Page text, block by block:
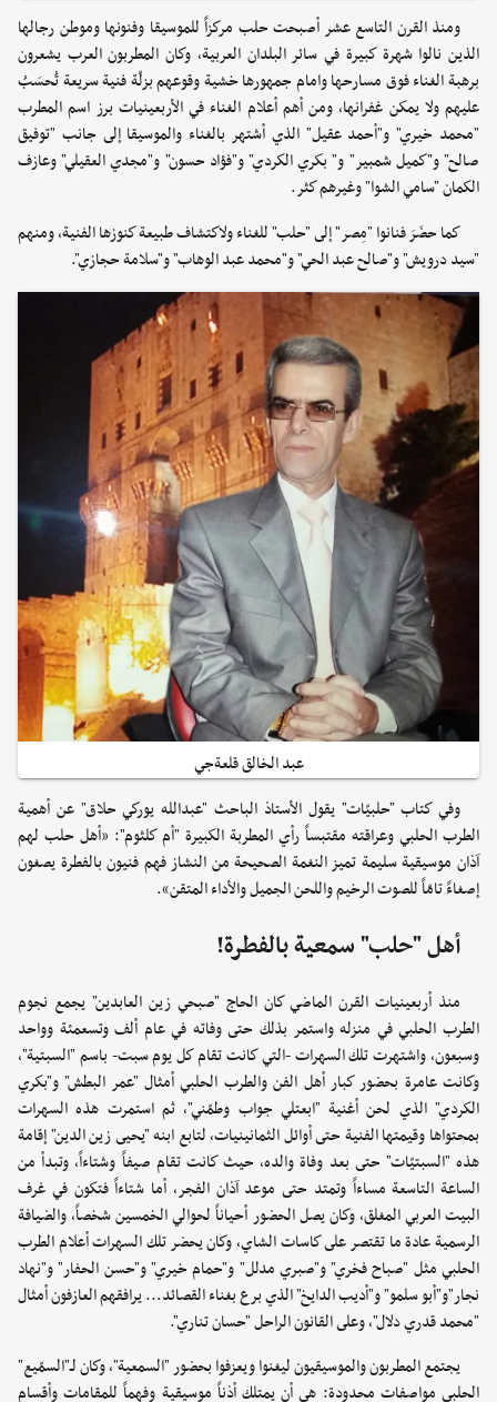
ومنذ القرن التاسع عشر أصبحت حلب مركزاً للموسيقا وفنونها وموطن رجالها
الذين نالوا شهرة كبيرة في سائر البلدان العربية، وكان المطربون العرب يشعرون
برهبة الغناء فوق مسارحها وامام جمهورها خشية وقوعهم بزلّة فنية سريعة تُحسَبُ
عليهم ولا يمكن غفرانها، ومن أهم أعلام الغناء في الأربعينيات برز اسم المطرب
"محمد خيري" و"أحمد عقيل" الذي أشتهر بالغناء والموسيقا إلى جانب "توفيق
صالح" و"كميل شمبير" و" بكري الكردي" و"فؤاد حسون" و"مجدي العقيلي" وعازف
الكمان "سامي الشوا" وغيرهم كثر.
كما حضَرَ فنانوا "مِصر" إلى "حلب" للغناء ولاكتشاف طبيعة كنوزها الفنية، ومنهم
"سيد درويش" و"صالح عبد الحي" و"محمد عبد الوهاب" و"سلامة حجازي".
عبد الخالق قلعةجي
وفي كتاب "حلبيّات" يقول الأستاذ الباحث "عبدالله يوركي حلاق" عن أهمية
الطرب الحلبي وعراقته مقتبساً رأي المطربة الكبيرة "أم كلثوم": «أهل حلب لهم
آذان موسيقية سليمة تميز النغمة الصحيحة من النشاز فهم فنيون بالفطرة يصغون
إصغاءً تامّاً للصوت الرخيم واللحن الجميل والأداء المتقن».
أهل "حلب" سمعية بالفطرة!
منذ أربعينيات القرن الماضي كان الحاج "صبحي زين العابدين" يجمع نجوم
الطرب الحلبي في منزله واستمر بذلك حتى وفاته في عام ألف وتسعمئة وواحد
وسبعون، واشتهرت تلك السهرات -التي كانت تقام كل يوم سبت- باسم "السبتية"،
وكانت عامرة بحضور كبار أهل الفن والطرب الحلبي أمثال "عمر البطش" و"بكري
الكردي" الذي لحن أغنية "ابعتلي جواب وطمّني"، ثم استمرت هذه السهرات
بمحتواها وقيمتها الفنية حتى أوائل الثمانينيات، لتابع ابنه "يحيى زين الدين" إقامة
هذه "السبتيّات" حتى بعد وفاة والده، حيث كانت تقام صيفاً وشتاءاً، وتبدأ من
الساعة التاسعة مساءاً وتمتد حتى موعد آذان الفجر، أما شتاءاً فتكون في غرف
البيت العربي المغلق، وكان يصل الحضور أحياناً لحوالي الخمسين شخصاً، والضيافة
الرسمية عادة ما تقتصر على كاسات الشاي، وكان يحضر تلك السهرات أعلام الطرب
الحلبي مثل "صباح فخري" و"صبري مدلل" و"حمام خيري" و"حسن الحفار" و"نهاد
نجار"و"أبو سلمو" و"أديب الدايخ" الذي برع بغناء القصائد... يرافقهم العازفون أمثال
"محمد قدري دلال"، وعلى القانون الراحل "حسان تناري".
يجتمع المطربون والموسيقيون ليغنوا ويعزفوا بحضور "السمعية"، وكان لـ"السمّيع"
الحلبي مواصفات محدودة: هي أن يمتلك أذناً موسيقية وفهماً للمقامات وأقسام